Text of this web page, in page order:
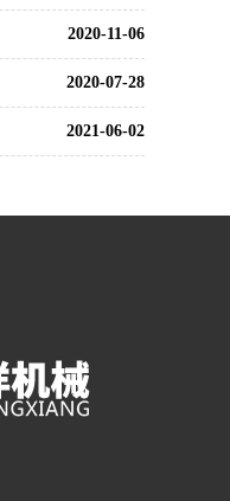
2020-11-06
2020-07-28
2021-06-02